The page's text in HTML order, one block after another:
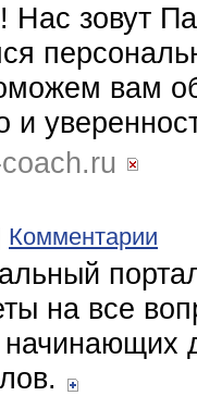
Нас зовут
вам
и
Комментарии
на все
начинающих